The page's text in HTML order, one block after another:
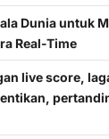
Dunia untuk
Real-Time
live score,